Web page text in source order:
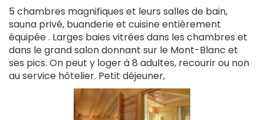
5 chambres magnifiques et leurs salles de bain,
sauna privé, buanderie et cuisine entièrement
équipée . Larges baies vitrées dans les chambres et
dans le grand salon donnant sur le Mont-Blanc et
ses pics. On peut y loger à 8 adultes, recourir ou non
au service hôtelier. Petit déjeuner,